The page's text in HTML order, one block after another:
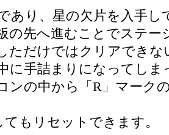
あり、星の欠片を入手し
の先へ進むことでステー
ただけではクリアでき
に手詰まりになってしま
ンの中から「R」マーク
てもリセットできます。